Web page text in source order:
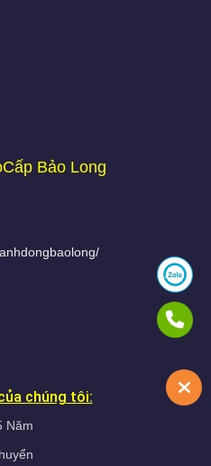
Bảo Long
chúng tôi:
Năm